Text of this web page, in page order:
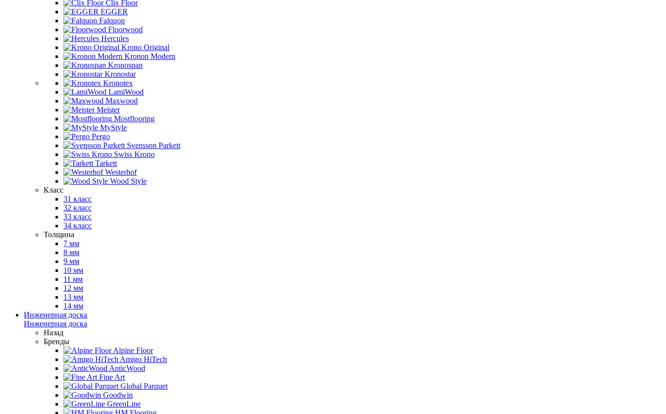
Clix Floor
EGGER
Falquon
Floorwood
Hercules
Krono Original
Kronon Modern
Kronospan
Kronostar
Kronotex
LamiWood
Maxwood
Meister
Mostflooring
MyStyle
Pergo
Svensson Parkett
Swiss Krono
Tarkett
Westerhof
Wood Style
Класс
31 класс
32 класс
33 класс
34 класс
Толщина
7 мм
8 мм
9 мм
10 мм
11 мм
12 мм
13 мм
14 мм
Инженерная доска
Инженерная доска
Назад
Бренды
Alpine Floor
Amigo HiTech
AnticWood
Fine Art
Global Parquet
Goodwin
GreenLine